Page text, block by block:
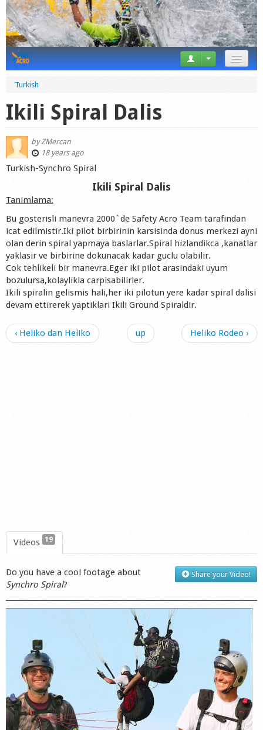
News
Tricks
Forum
Startplaces
Calendar
Gear
Market
Shop
Turkish
Ikili Spiral Dalis
byZMercan
18 years ago
Turkish-Synchro Spiral
Ikili Spiral Dalis
Tanimlama:
Bu gosterisli manevra 2000`de Safety Acro Team tarafindan
icat edilmistir.Iki pilot birbirinin karsisinda donus merkezi ayni
olan derin spiral yapmaya baslarlar.Spiral hizlandikca ,kanatlar
yaklasir ve birbirine dokunacak kadar guclu olabilir.
Cok tehlikeli bir manevra.Eger iki pilot arasindaki uyum
bozulursa,kolaylikla carpisabilirler.
Ikili spiralin gelismis hali,her iki pilotun yere kadar spiral dalisi
devam ettirerek yaptiklari Ikili Ground Spiraldir.
‹ Heliko dan Heliko up Heliko Rodeo ›
Videos 19
Share your Video!
Do you have a cool footage about
Synchro Spiral?